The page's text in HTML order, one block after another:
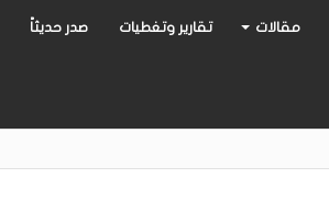
مقالات تقارير وتغطيات صدر حديثاً
الحب وصراعات الذات